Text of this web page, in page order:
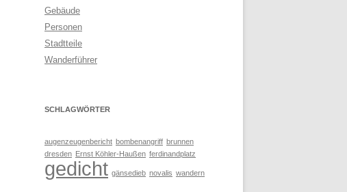
Gebäude
Personen
Stadtteile
Wanderführer
SCHLAGWÖRTER
augenzeugenbericht bombenangriff brunnen
dresden Ernst Köhler-Haußen ferdinandplatz
gedicht gänsedieb novalis wandern